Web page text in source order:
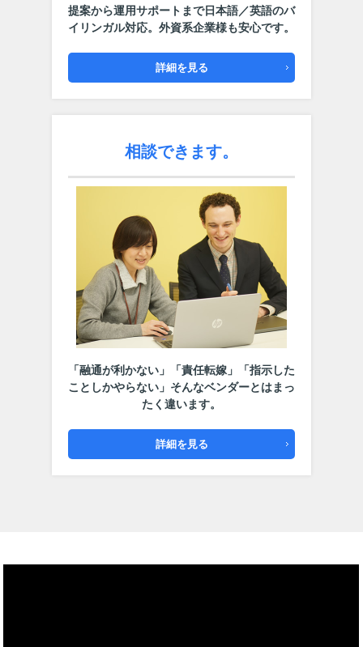
提案から運用サポートまで日本語／英語のバ
イリンガル対応。 外資系企業様も安心です。
詳細を見る
相談できます。
「融通が利かない」「責任転嫁」「指示した
ことしかやらない」 そんなベンダーとはまっ
たく違います。
詳細を見る